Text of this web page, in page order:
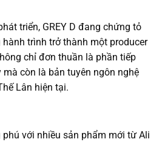
triển, GREY D đang chứng tỏ
trình trở thành một producer
chỉ đơn thuần là phần tiếp
còn là bản tuyên ngôn nghệ
Lân hiện tại.
với nhiều sản phẩm mới từ Ali